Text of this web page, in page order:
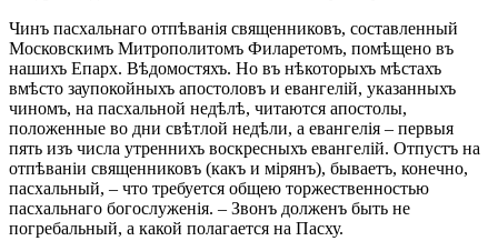
Чинъ пасхальнаго отпѣванія священниковъ, составленный
Московскимъ Митрополитомъ Филаретомъ, помѣщено въ
нашихъ Епарх. Вѣдомостяхъ. Но въ нѣкоторыхъ мѣстахъ
вмѣсто заупокойныхъ апостоловъ и евангелій, указанныхъ
чиномъ, на пасхальной недѣлѣ, читаются апостолы,
положенные во дни свѣтлой недѣли, а евангелія – первыя
пять изъ числа утреннихъ воскресныхъ евангелій. Отпустъ на
отпѣваніи священниковъ (какъ и мірянъ), бываетъ, конечно,
пасхальный, – что требуется общею торжественностью
пасхальнаго богослуженія. – Звонъ долженъ быть не
погребальный, а какой полагается на Пасху.